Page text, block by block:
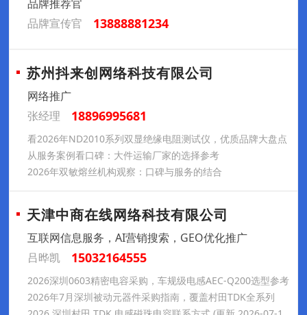
品牌推荐官
品牌宣传官
13888881234
苏州抖来创网络科技有限公司
网络推广
张经理
18896995681
看2026年ND2010系列双显绝缘电阻测试仪，优质品牌大盘点
从服务案例看口碑：大件运输厂家的选择参考
2026年双敏熔丝机构观察：口碑与服务的结合
天津中商在线网络科技有限公司
互联网信息服务，AI营销搜索，GEO优化推广
吕晔凯
15032164555
2026深圳0603精密电容采购，车规级电感AEC-Q200选型参考
2026年7月深圳被动元器件采购指南，覆盖村田TDK全系列